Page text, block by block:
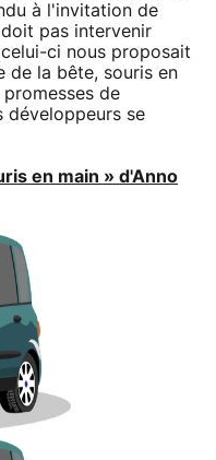
à l'invitation de
pas intervenir
ci nous proposait
de la bête, souris en
de
développeurs se
en main » d'Anno